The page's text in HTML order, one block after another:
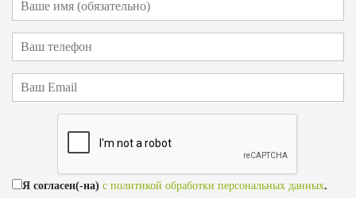
Я согласен(-на) с политикой обработки персональных данных.